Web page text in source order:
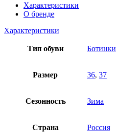
Характеристики
О бренде
Характеристики
Тип обуви Ботинки
Размер 36, 37
Сезонность Зима
Страна Россия